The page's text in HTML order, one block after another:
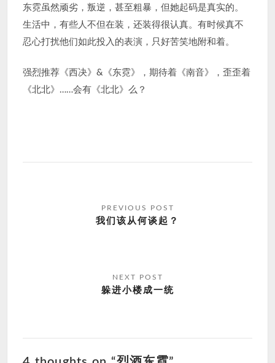
东霓虽然顽劣，叛逆，甚至粗暴，但她起码是真实的。
生活中，有些人不但在装，还装得很认真。有时候真不
忍心打扰他们如此投入的表演，只好苦笑地附和着。
强烈推荐《西决》&《东霓》，期待着《南音》，歪歪着
《北北》……会有《北北》么？
我们该从何谈起？
躲进小楼成一统